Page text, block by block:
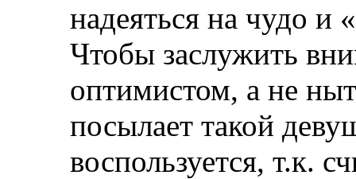
надеяться на чудо и
Чтобы заслужить
оптимистом, а не
посылает такой
воспользуется, т.к.